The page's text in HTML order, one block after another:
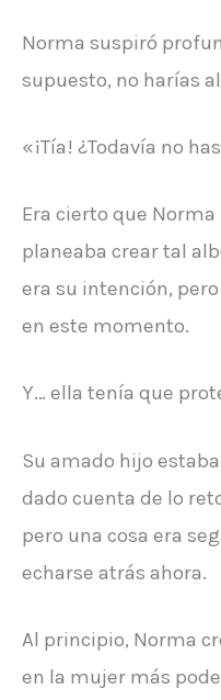
Norma suspiró
supuesto, no harías
«¡Tía! ¿Todavía no
Era cierto que
planeaba crear tal
era su intención,
en este momento.
Y… ella tenía que
Su amado hijo
dado cuenta de lo
pero una cosa era
echarse atrás ahora.
Al principio, Norma
en la mujer más